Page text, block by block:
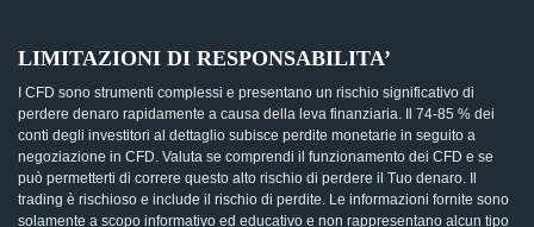
LIMITAZIONI DI RESPONSABILITA’
I CFD sono strumenti complessi e presentano un rischio significativo di
perdere denaro rapidamente a causa della leva finanziaria. Il 74-85 % dei
conti degli investitori al dettaglio subisce perdite monetarie in seguito a
negoziazione in CFD. Valuta se comprendi il funzionamento dei CFD e se
può permetterti di correre questo alto rischio di perdere il Tuo denaro. Il
trading è rischioso e include il rischio di perdite. Le informazioni fornite sono
solamente a scopo informativo ed educativo e non rappresentano alcun tipo